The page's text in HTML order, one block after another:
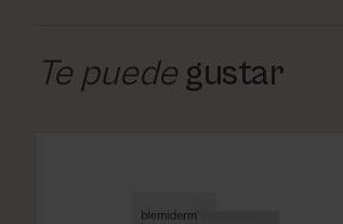
Te puede gustar